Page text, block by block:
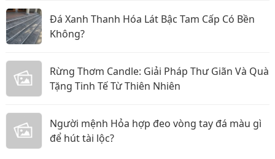
Đá Xanh Thanh Hóa Lát Bậc Tam Cấp Có Bền
Không?
Rừng Thơm Candle: Giải Pháp Thư Giãn Và Quà
Tặng Tinh Tế Từ Thiên Nhiên
Người mệnh Hỏa hợp đeo vòng tay đá màu gì
để hút tài lộc?